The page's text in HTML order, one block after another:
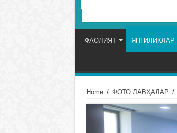
ФАОЛИЯТ ЯНГИЛИКЛАР
Home / ФОТО ЛАВҲАЛАР /